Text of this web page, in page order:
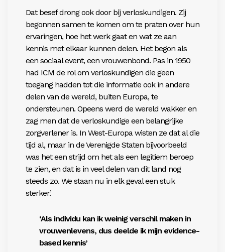
Dat besef drong ook door bij verloskundigen. Zij
begonnen samen te komen om te praten over hun
ervaringen, hoe het werk gaat en wat ze aan
kennis met elkaar kunnen delen. Het begon als
een sociaal event, een vrouwenbond. Pas in 1950
had ICM de rol om verloskundigen die geen
toegang hadden tot die informatie ook in andere
delen van de wereld, buiten Europa, te
ondersteunen. Opeens werd de wereld wakker en
zag men dat de verloskundige een belangrijke
zorgverlener is. In West-Europa wisten ze dat al die
tijd al, maar in de Verenigde Staten bijvoorbeeld
was het een strijd om het als een legitiem beroep
te zien, en dat is in veel delen van dit land nog
steeds zo. We staan nu in elk geval een stuk
sterker.’
‘Als individu kan ik weinig verschil maken in
vrouwenlevens, dus deelde ik mijn evidence-
based kennis’